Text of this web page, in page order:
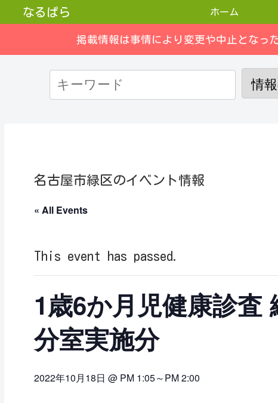
なるぱら ホーム
掲載情報は事情により変更や中止となっ
名古屋市緑区のイベント情報
« All Events
This event has passed.
1歳6か月児健康診査
分室実施分
2022年10月18日 @ PM 1:05～PM 2:00